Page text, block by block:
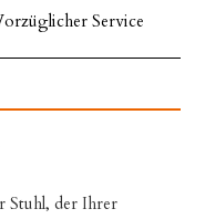
Service
Stuhl, der Ihrer